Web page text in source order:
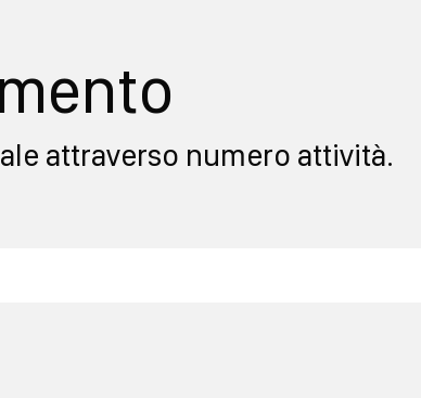
attraverso numero attività.